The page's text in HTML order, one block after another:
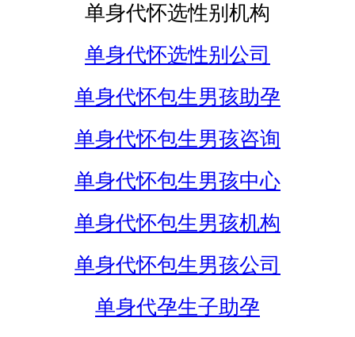
单身代怀选性别机构
单身代怀选性别公司
单身代怀包生男孩助孕
单身代怀包生男孩咨询
单身代怀包生男孩中心
单身代怀包生男孩机构
单身代怀包生男孩公司
单身代孕生子助孕